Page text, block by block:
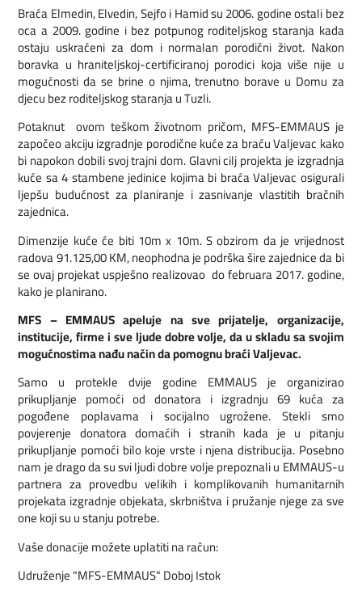
Braća Elmedin, Elvedin, Sejfo i Hamid su 2006. godine ostali bez
oca a 2009. godine i bez potpunog roditeljskog staranja kada
ostaju uskraćeni za dom i normalan porodični život. Nakon
boravka u hraniteljskoj-certificiranoj porodici koja više nije u
mogućnosti da se brine o njima, trenutno borave u Domu za
djecu bez roditeljskog staranja u Tuzli.
Potaknut ovom teškom životnom pričom, MFS-EMMAUS je
započeo akciju izgradnje porodične kuće za braću Valjevac kako
bi napokon dobili svoj trajni dom. Glavni cilj projekta je izgradnja
kuće sa 4 stambene jedinice kojima bi braća Valjevac osigurali
ljepšu budućnost za planiranje i zasnivanje vlastitih bračnih
zajednica.
Dimenzije kuće će biti 10m x 10m. S obzirom da je vrijednost
radova 91.125,00 KM, neophodna je podrška šire zajednice da bi
se ovaj projekat uspješno realizovao do februara 2017. godine,
kako je planirano.
MFS – EMMAUS apeluje na sve prijatelje, organizacije,
institucije, firme i sve ljude dobre volje, da u skladu sa svojim
mogućnostima nađu način da pomognu braći Valjevac.
Samo u protekle dvije godine EMMAUS je organizirao
prikupljanje pomoći od donatora i izgradnju 69 kuća za
pogođene poplavama i socijalno ugrožene. Stekli smo
povjerenje donatora domaćih i stranih kada je u pitanju
prikupljanje pomoći bilo koje vrste i njena distribucija. Posebno
nam je drago da su svi ljudi dobre volje prepoznali u EMMAUS-u
partnera za provedbu velikih i komplikovanih humanitarnih
projekata izgradnje objekata, skrbništva i pružanje njege za sve
one koji su u stanju potrebe.
Vaše donacije možete uplatiti na račun:
Udruženje "MFS-EMMAUS" Doboj Istok